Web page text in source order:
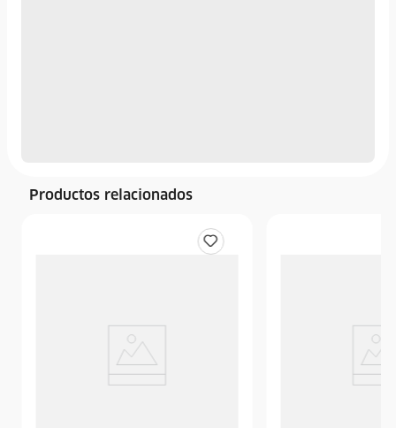
Productos relacionados